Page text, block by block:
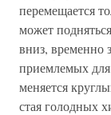
перемещается
может
вниз, временно
приемлемых
меняется
стая голодных